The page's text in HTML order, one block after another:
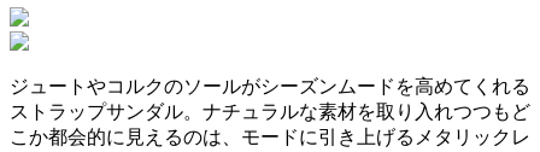
ジュートやコルクのソールがシーズンムードを高めてくれる
ストラップサンダル。ナチュラルな素材を取り入れつつもど
こか都会的に見えるのは、モードに引き上げるメタリックレ